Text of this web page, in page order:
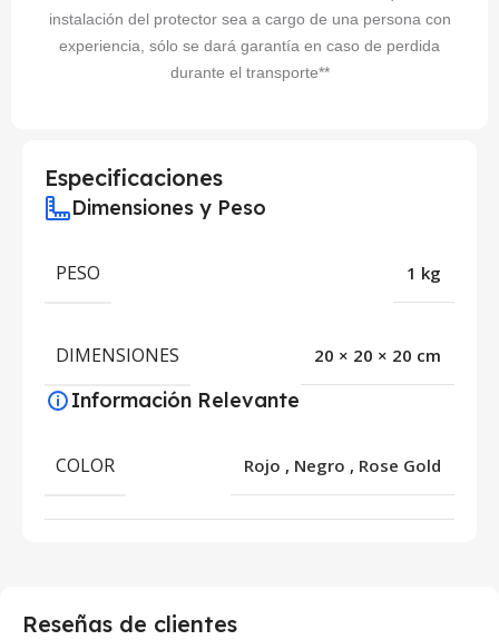
instalación del protector sea a cargo de una persona con
experiencia, sólo se dará garantía en caso de perdida
durante el transporte**
Especificaciones
Dimensiones y Peso
PESO 1 kg
DIMENSIONES 20 × 20 × 20 cm
Información Relevante
COLOR Rojo , Negro , Rose Gold
Reseñas de clientes